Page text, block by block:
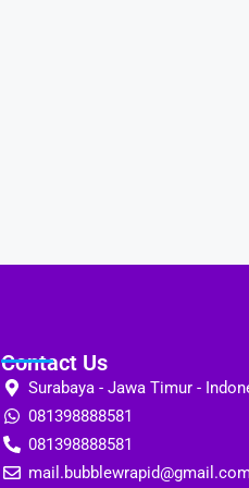
Contact Us
Surabaya - Jawa Timur -
081398888581
081398888581